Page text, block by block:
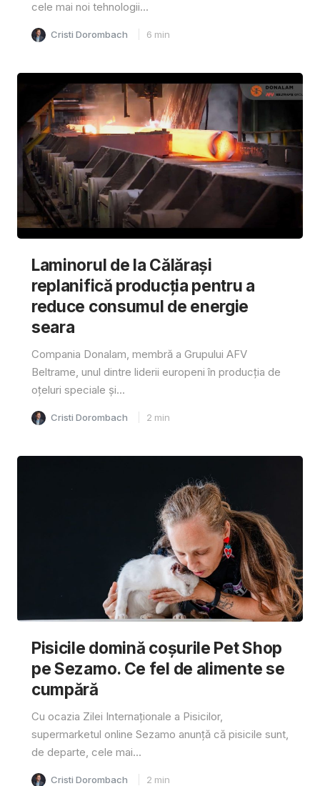
cele mai noi tehnologii...
Cristi Dorombach 6 min
Laminorul de la Călărași
replanifică producția pentru a
reduce consumul de energie
seara
Compania Donalam, membră a Grupului AFV
Beltrame, unul dintre liderii europeni în producția de
oțeluri speciale și...
Cristi Dorombach 2 min
Pisicile domină coșurile Pet Shop
pe Sezamo. Ce fel de alimente se
cumpără
Cu ocazia Zilei Internaționale a Pisicilor,
supermarketul online Sezamo anunță că pisicile sunt,
de departe, cele mai...
Cristi Dorombach 2 min